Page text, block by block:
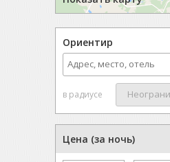
Ориентир
в радиусе
Цена (за ночь)